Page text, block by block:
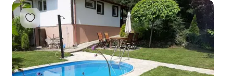
Přidat do oblíbených